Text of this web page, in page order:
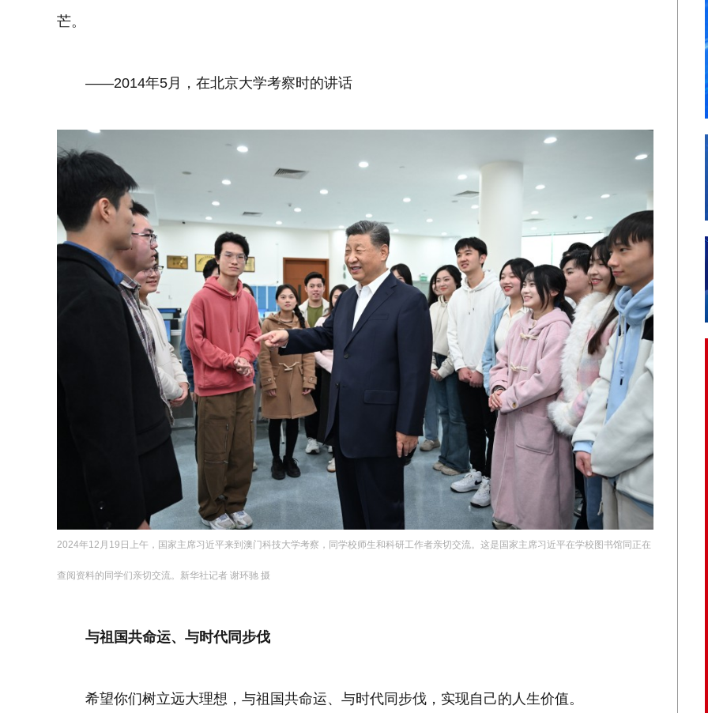
芒。
——2014年5月，在北京大学考察时的讲话
2024年12月19日上午，国家主席习近平来到澳门科技大学考察，同学校师生和科研工作者亲切交流。这是国家主席习近平在学校图书馆同正在
查阅资料的同学们亲切交流。新华社记者 谢环驰 摄
与祖国共命运、与时代同步伐
希望你们树立远大理想，与祖国共命运、与时代同步伐，实现自己的人生价值。